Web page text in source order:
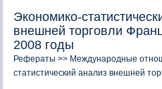
Экономико-
внешней торговли
2008 годы
Рефераты >> Международные
статистический анализ внешней